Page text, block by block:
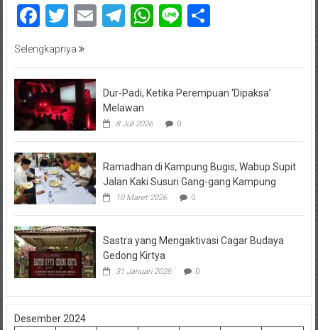
Facebook
Twitter
EmailTelegram
WhatsApp
LineShare
Selengkapnya
Dur-Padi, Ketika Perempuan ‘Dipaksa’
Melawan
8 Juli 2026 0
Ramadhan di Kampung Bugis, Wabup Supit
Jalan Kaki Susuri Gang-gang Kampung
10 Maret 2026 0
Sastra yang Mengaktivasi Cagar Budaya
Gedong Kirtya
31 Januari 2026 0
Desember 2024